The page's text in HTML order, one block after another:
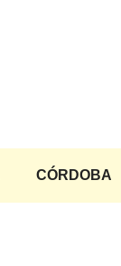
CÓRDOBA